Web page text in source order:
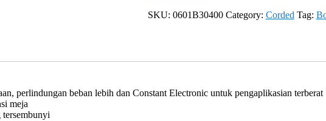
SKU: 0601B30400 Category: Corded Tag:
perlindungan beban lebih dan Constant Electronic untuk pengaplikasian terberat
meja
tersembunyi